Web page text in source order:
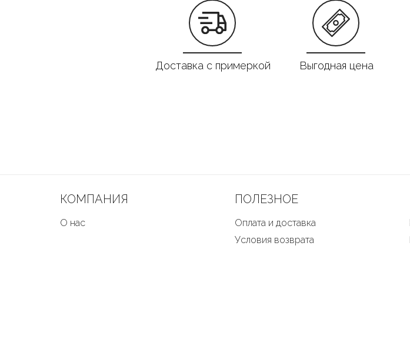
Доставка с примеркой Выгодная цена
КОМПАНИЯ
О нас
ПОЛЕЗНОЕ
Оплата и доставка
Условия возврата